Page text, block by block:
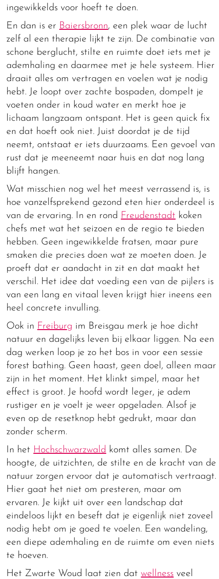
ingewikkelds voor hoeft te doen.
En dan is er Baiersbronn, een plek waar de lucht
zelf al een therapie lijkt te zijn. De combinatie van
schone berglucht, stilte en ruimte doet iets met je
ademhaling en daarmee met je hele systeem. Hier
draait alles om vertragen en voelen wat je nodig
hebt. Je loopt over zachte bospaden, dompelt je
voeten onder in koud water en merkt hoe je
lichaam langzaam ontspant. Het is geen quick fix
en dat hoeft ook niet. Juist doordat je de tijd
neemt, ontstaat er iets duurzaams. Een gevoel van
rust dat je meeneemt naar huis en dat nog lang
blijft hangen.
Wat misschien nog wel het meest verrassend is, is
hoe vanzelfsprekend gezond eten hier onderdeel is
van de ervaring. In en rond Freudenstadt koken
chefs met wat het seizoen en de regio te bieden
hebben. Geen ingewikkelde fratsen, maar pure
smaken die precies doen wat ze moeten doen. Je
proeft dat er aandacht in zit en dat maakt het
verschil. Het idee dat voeding een van de pijlers is
van een lang en vitaal leven krijgt hier ineens een
heel concrete invulling.
Ook in Freiburg im Breisgau merk je hoe dicht
natuur en dagelijks leven bij elkaar liggen. Na een
dag werken loop je zo het bos in voor een sessie
forest bathing. Geen haast, geen doel, alleen maar
zijn in het moment. Het klinkt simpel, maar het
effect is groot. Je hoofd wordt leger, je adem
rustiger en je voelt je weer opgeladen. Alsof je
even op de resetknop hebt gedrukt, maar dan
zonder scherm.
In het Hochschwarzwald komt alles samen. De
hoogte, de uitzichten, de stilte en de kracht van de
natuur zorgen ervoor dat je automatisch vertraagt.
Hier gaat het niet om presteren, maar om
ervaren. Je kijkt uit over een landschap dat
eindeloos lijkt en beseft dat je eigenlijk niet zoveel
nodig hebt om je goed te voelen. Een wandeling,
een diepe ademhaling en de ruimte om even niets
te hoeven.
Het Zwarte Woud laat zien datwellness veel